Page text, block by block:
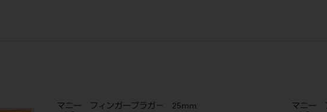
マニー フィンガープラガ－ 25mm
マニー